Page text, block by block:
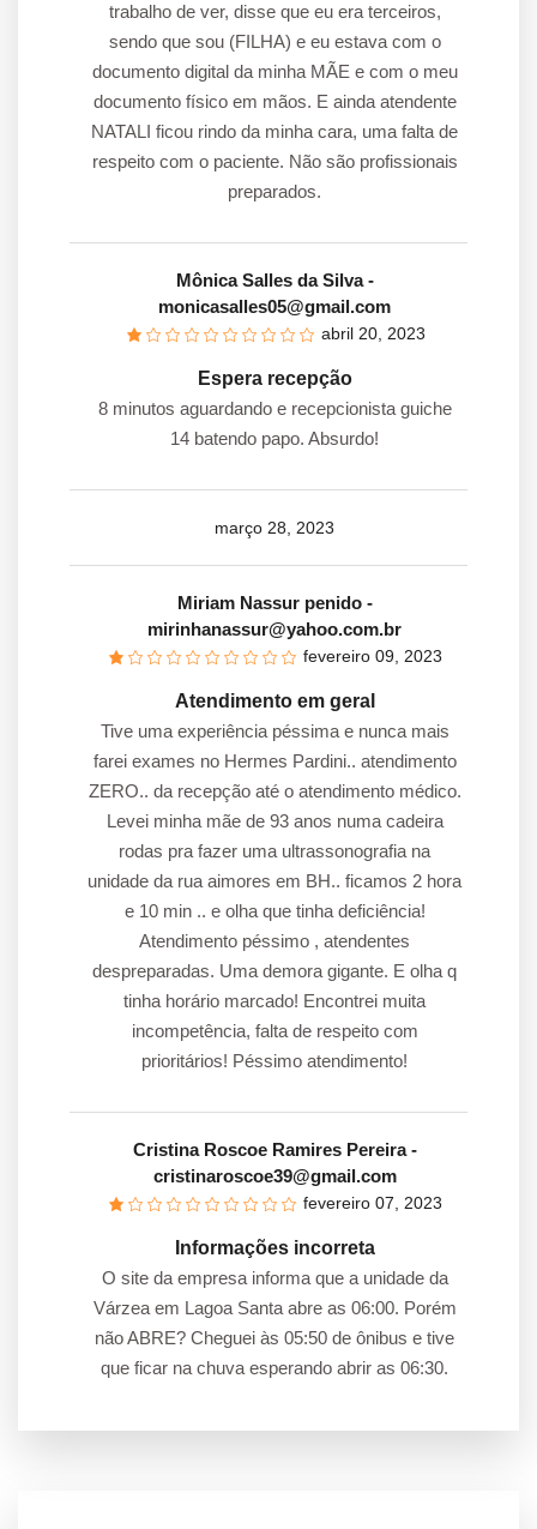
trabalho de ver, disse que eu era terceiros,
sendo que sou (FILHA) e eu estava com o
documento digital da minha MÃE e com o meu
documento físico em mãos. E ainda atendente
NATALI ficou rindo da minha cara, uma falta de
respeito com o paciente. Não são profissionais
preparados.
Mônica Salles da Silva-
monicasalles05@gmail.com
abril 20, 2023
Espera recepção
8 minutos aguardando e recepcionista guiche
14 batendo papo. Absurdo!
março 28, 2023
Miriam Nassur penido -
mirinhanassur@yahoo.com.br
fevereiro 09, 2023
Atendimento em geral
Tive uma experiência péssima e nunca mais
farei exames no Hermes Pardini.. atendimento
ZERO.. da recepção até o atendimento médico.
Levei minha mãe de 93 anos numa cadeira
rodas pra fazer uma ultrassonografia na
unidade da rua aimores em BH.. ficamos 2 hora
e 10 min .. e olha que tinha deficiência!
Atendimento péssimo , atendentes
despreparadas. Uma demora gigante. E olha q
tinha horário marcado! Encontrei muita
incompetência, falta de respeito com
prioritários! Péssimo atendimento!
Cristina Roscoe Ramires Pereira-
cristinaroscoe39@gmail.com
fevereiro 07, 2023
Informações incorreta
O site da empresa informa que a unidade da
Várzea em Lagoa Santa abre as 06:00. Porém
não ABRE? Cheguei às 05:50 de ônibus e tive
que ficar na chuva esperando abrir as 06:30.